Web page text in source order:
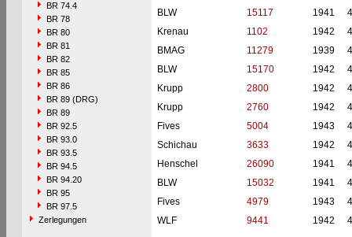
BR 74.4
BR 78
BR 80
BR 81
BR 82
BR 85
BR 86
BR 89 (DRG)
BR 89
BR 92.5
BR 93.0
BR 93.5
BR 94.5
BR 94.20
BR 95
BR 97.5
Zerlegungen
BLW
15117 1941
Krenau
1102 1942
BMAG
11279 1939
BLW
15170 1942
Krupp
2800 1942
Krupp
2760 1942
Fives
5004 1943
Schichau
3633 1942
Henschel
26090 1941
BLW
15032 1941
Fives
4979 1943
WLF
9441 1942